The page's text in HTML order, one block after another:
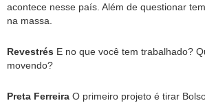
acontece nesse país. Além de questionar
na massa.
Revestrés E no que você tem trabalhado?
movendo?
Preta Ferreira O primeiro projeto é tirar